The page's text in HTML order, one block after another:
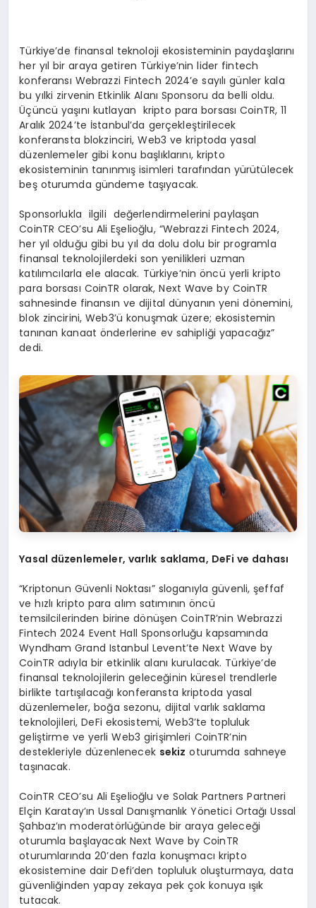
Türkiye’de finansal teknoloji ekosisteminin paydaşlarını
her yıl bir araya getiren Türkiye’nin lider fintech
konferansı Webrazzi Fintech 2024’e sayılı günler kala
bu yılki zirvenin Etkinlik Alanı Sponsoru da belli oldu.
Üçüncü yaşını kutlayan kripto para borsası CoinTR, 11
Aralık 2024’te İstanbul’da gerçekleştirilecek
konferansta blokzinciri, Web3 ve kriptoda yasal
düzenlemeler gibi konu başlıklarını, kripto
ekosisteminin tanınmış isimleri tarafından yürütülecek
beş oturumda gündeme taşıyacak.
Sponsorlukla ilgili değerlendirmelerini paylaşan
CoinTR CEO’su Ali Eşelioğlu, “Webrazzi Fintech 2024,
her yıl olduğu gibi bu yıl da dolu dolu bir programla
finansal teknolojilerdeki son yenilikleri uzman
katılımcılarla ele alacak. Türkiye’nin öncü yerli kripto
para borsası CoinTR olarak, Next Wave by CoinTR
sahnesinde finansın ve dijital dünyanın yeni dönemini,
blok zincirini, Web3’ü konuşmak üzere; ekosistemin
tanınan kanaat önderlerine ev sahipliği yapacağız”
dedi.
Yasal düzenlemeler, varlık saklama, DeFi ve dahası
“Kriptonun Güvenli Noktası” sloganıyla güvenli, şeffaf
ve hızlı kripto para alım satımının öncü
temsilcilerinden birine dönüşen CoinTR’nin Webrazzi
Fintech 2024 Event Hall Sponsorluğu kapsamında
Wyndham Grand Istanbul Levent’te Next Wave by
CoinTR adıyla bir etkinlik alanı kurulacak. Türkiye’de
finansal teknolojilerin geleceğinin küresel trendlerle
birlikte tartışılacağı konferansta kriptoda yasal
düzenlemeler, boğa sezonu, dijital varlık saklama
teknolojileri, DeFi ekosistemi, Web3’te topluluk
geliştirme ve yerli Web3 girişimleri CoinTR’nin
destekleriyle düzenlenecek sekiz oturumda sahneye
taşınacak.
CoinTR CEO’su Ali Eşelioğlu ve Solak Partners Partneri
Elçin Karatay’ın Ussal Danışmanlık Yönetici Ortağı Ussal
Şahbaz’ın moderatörlüğünde bir araya geleceği
oturumla başlayacak Next Wave by CoinTR
oturumlarında 20’den fazla konuşmacı kripto
ekosistemine dair Defi’den topluluk oluşturmaya, data
güvenliğinden yapay zekaya pek çok konuya ışık
tutacak.